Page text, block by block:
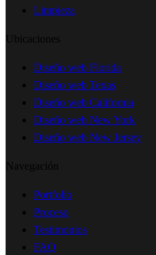
Limpieza
Ubicaciones
Diseño web Florida
Diseño web Texas
Diseño web California
Diseño web New York
Diseño web New Jersey
Navegación
Portfolio
Proceso
Testimonios
FAQ